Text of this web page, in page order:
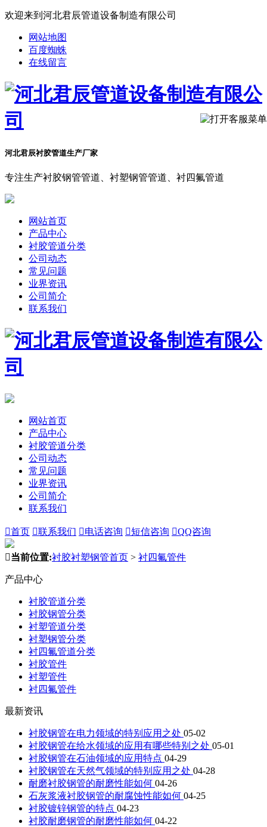
欢迎来到河北君辰管道设备制造有限公司
网站地图
百度蜘蛛
在线留言
河北君辰衬胶管道生产厂家
专注生产衬胶钢管管道、衬塑钢管管道、衬四氟管道
网站首页
产品中心
衬胶管道分类
公司动态
常见问题
业界资讯
公司简介
联系我们
网站首页
产品中心
衬胶管道分类
公司动态
常见问题
业界资讯
公司简介
联系我们
首页 联系我们 电话咨询 短信咨询 QQ咨询
当前位置:衬胶衬塑钢管首页 > 衬四氟管件
产品中心
衬胶管道分类
衬胶钢管分类
衬塑管道分类
衬塑钢管分类
衬四氟管道分类
衬胶管件
衬塑管件
衬四氟管件
最新资讯
衬胶钢管在电力领域的特别应用之处 05-02
衬胶钢管在给水领域的应用有哪些特别之处 05-01
衬胶钢管在石油领域的应用特点 04-29
衬胶钢管在天然气领域的特别应用之处 04-28
耐磨衬胶钢管的耐磨性能如何 04-26
石灰浆液衬胶钢管的耐腐蚀性能如何 04-25
衬胶镀锌钢管的特点 04-23
衬胶耐磨钢管的耐磨性能如何 04-22